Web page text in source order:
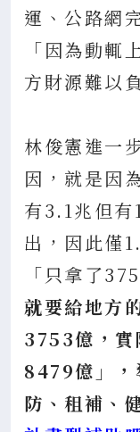
運、公路網
「因為動輒
方財源難以
林俊憲進一
因，就是因
有3.1兆但
出，因此僅
「只拿了
就要給地方
3753億，實
8479億」，
防、租補、